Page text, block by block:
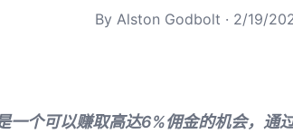
By Alston Godbolt · 2/19/
一个可以赚取高达6%佣金的机会，通